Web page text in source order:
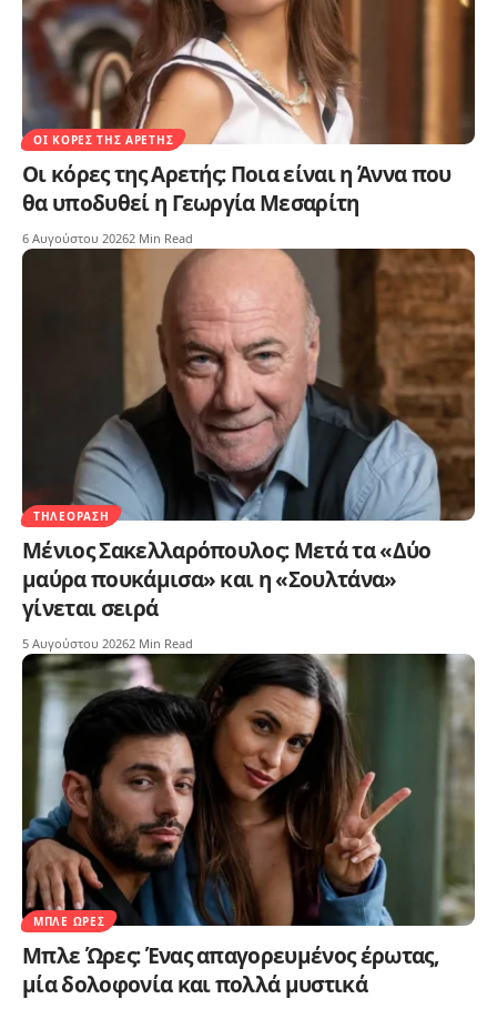
ΟΙ ΚΌΡΕΣ ΤΗΣ ΑΡΕΤΉΣ
Οι κόρες της Αρετής: Ποια είναι η Άννα που
θα υποδυθεί η Γεωργία Μεσαρίτη
6 Αυγούστου 20262 Min Read
ΤΗΛΕΌΡΑΣΗ
Μένιος Σακελλαρόπουλος: Μετά τα «Δύο
μαύρα πουκάμισα» και η «Σουλτάνα»
γίνεται σειρά
5 Αυγούστου 20262 Min Read
ΜΠΛΕ ΏΡΕΣ
Μπλε Ώρες: Ένας απαγορευμένος έρωτας,
μία δολοφονία και πολλά μυστικά